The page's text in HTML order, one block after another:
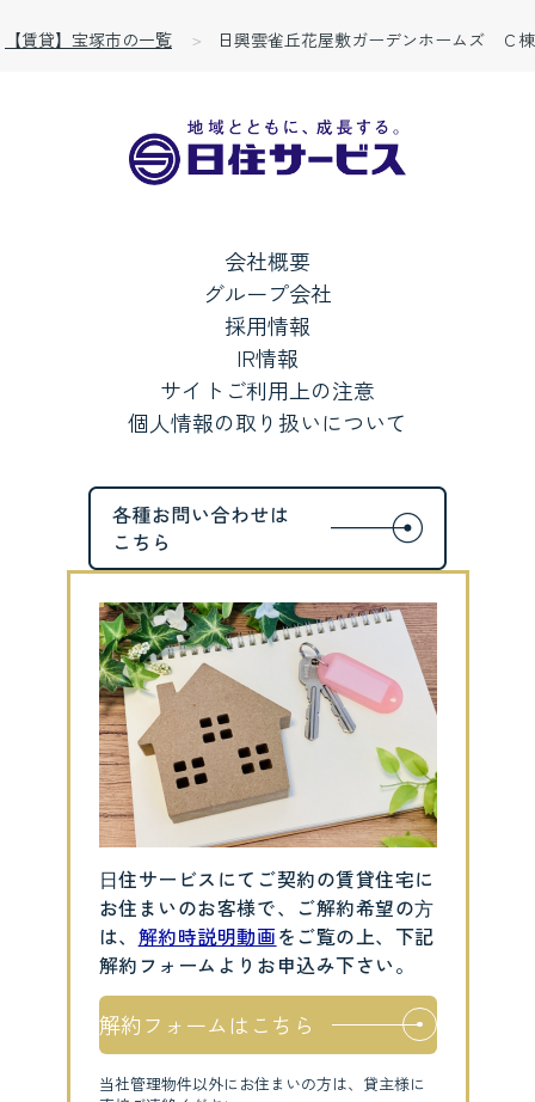
【賃貸】宝塚市の一覧 日興雲雀丘花屋敷ガーデンホームズ Ｃ棟
会社概要
グループ会社
採用情報
IR情報
サイトご利用上の注意
個人情報の取り扱いについて
⽇住サービスにてご契約の賃貸住宅に
お住まいのお客様で、ご解約希望の⽅
は、 解約時説明動画をご覧の上、下記
解約フォームよりお申込み下さい。
解約フォームはこちら
当社管理物件以外にお住まいの方は、貸主様に